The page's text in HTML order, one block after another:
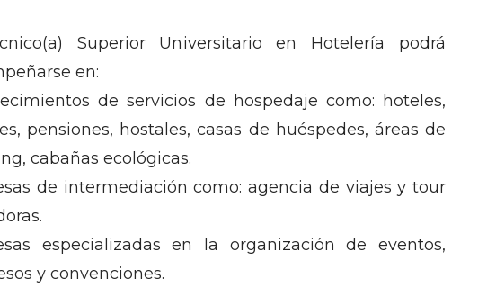
Superior Universitario en Hotelería podrá
en:
de servicios de hospedaje como: hoteles,
pensiones, hostales, casas de huéspedes, áreas de
cabañas ecológicas.
de intermediación como: agencia de viajes y tour
especializadas en la organización de eventos,
y convenciones.